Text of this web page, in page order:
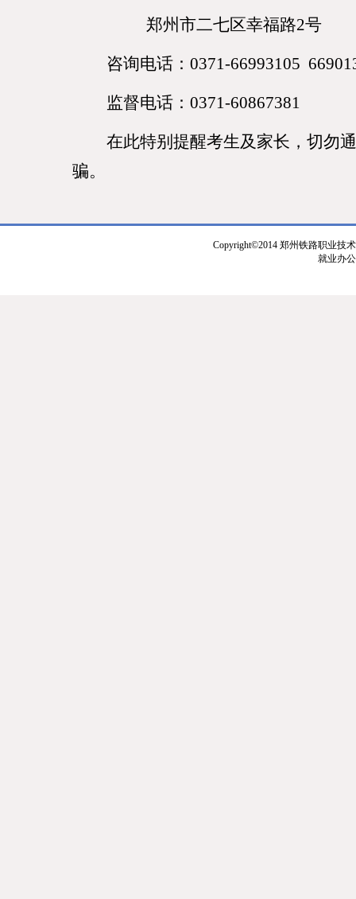
郑州市二七区幸福路2号
咨询电话： 0371-66993105
监督电话： 0371-60867381
在此特别提醒考生及家长，切勿
骗。
Copyright©2014 郑州铁路职业技
就业办公